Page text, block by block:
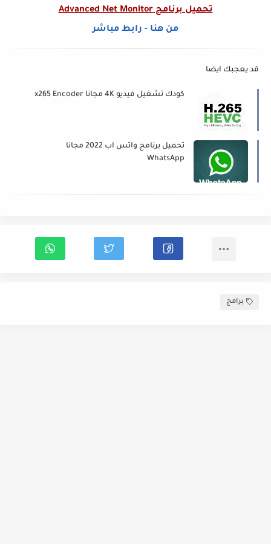
تحميل برنامج Advanced Net Monitor
من هنا - رابط مباشر
قد يعجبك ايضا
كودك تشغيل فيديو 4K مجانا x265 Encoder
تحميل برنامج واتس اب 2022 مجانا
WhatsApp
برامج